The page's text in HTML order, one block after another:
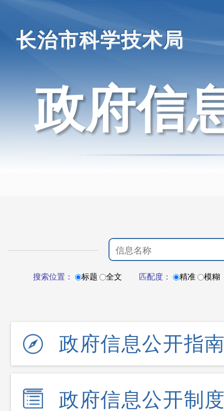
长治市科学技术局
政府信
搜索位置： 标题 全文 匹配度： 精准 模糊
政府信息公开指
政府信息公开制